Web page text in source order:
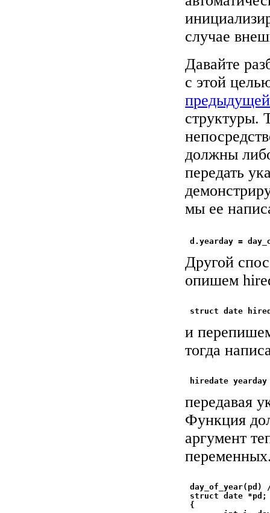
случае
Давайте
с этой
структуры.
должны
передать
мы ее
Другой
опишем
и
тогда
передавая
Функция
аргумент
struct date *pd;
{